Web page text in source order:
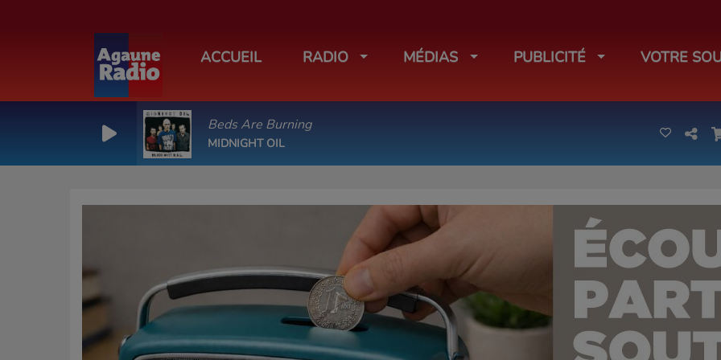
ACCUEIL RADIO MÉDIAS PUBLICITÉ VOTRE
Beds Are Burning
MIDNIGHT OIL